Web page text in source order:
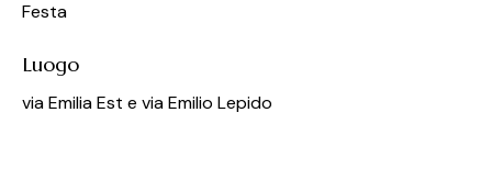
Festa
Luogo
via Emilia Est e via Emilio Lepido